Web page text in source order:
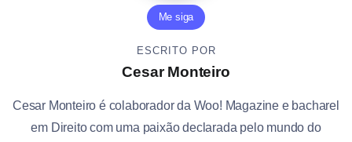
Me siga
ESCRITO POR
Cesar Monteiro
Cesar Monteiro é colaborador da Woo! Magazine e bacharel
em Direito com uma paixão declarada pelo mundo do